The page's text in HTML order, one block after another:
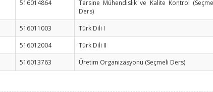
516014864
Tersine Mühendislik ve Kalite Kontrol
Ders)
516011003 Türk Dili I
516012004 Türk Dili II
516013763 Üretim Organizasyonu (Seçmeli Ders)